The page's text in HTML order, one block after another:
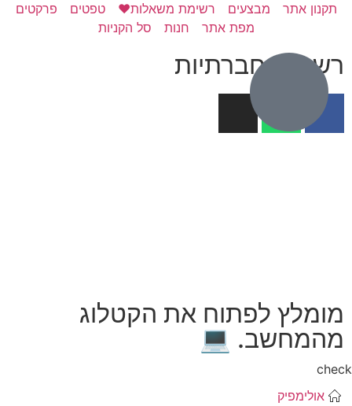
רשתות חברתיות
תקנון אתר
מבצעים רשימת משאלות❤️ טפטים
פרקטים
מפת אתר
חנות סל הקניות
מומלץ לפתוח את הקטלוג
מהמחשב. 💻
אולימפיק